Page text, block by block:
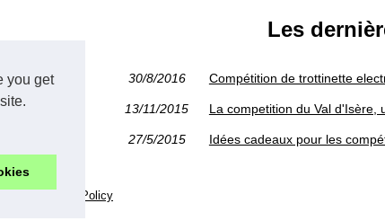
you get
Les
30/8/2016 Compétition de trottinette
13/11/2015 La competition du Val d'Isère,
27/5/2015 Idées cadeaux pour les
Cookies Policy